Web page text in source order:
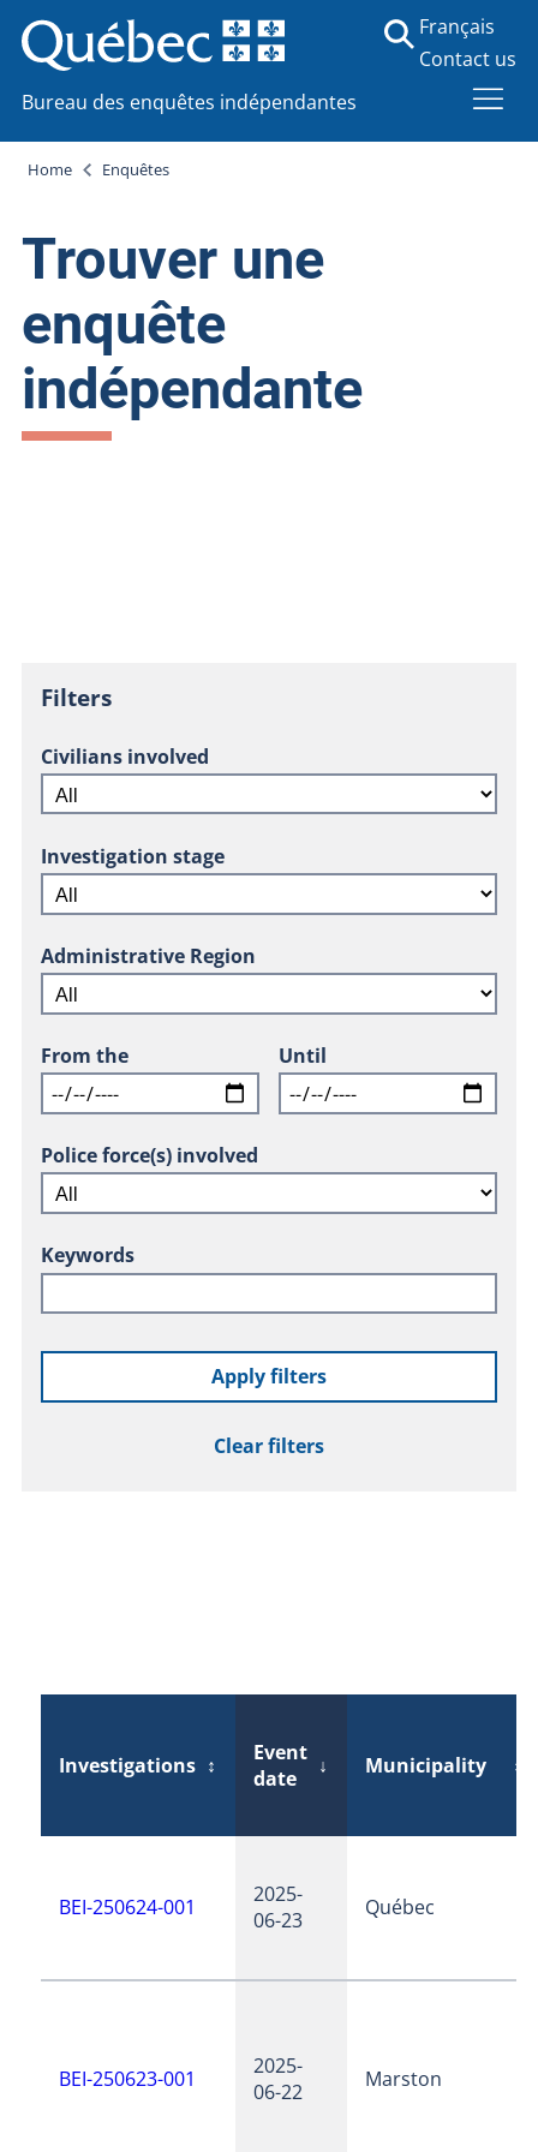
Bureau des enquêtes indépendantes
Français
Contact us
Home Enquêtes
Trouver une
enquête
indépendante
Filters
Civilians involved
Investigation stage
Administrative Region
From the Until
Police force(s) involved
Keywords
Apply filters
Clear filters
Investigations ↕
Event
date
↓ Municipality ↕
BEI-250624-001
2025-
06-23
Québec
BEI-250623-001
2025-
06-22
Marston